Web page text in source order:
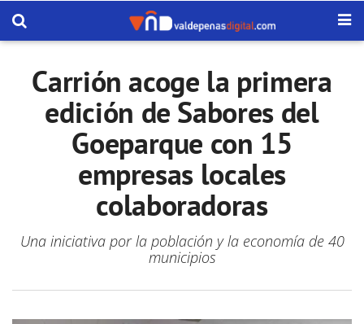
Carrión acoge la primera
edición de Sabores del
Goeparque con 15
empresas locales
colaboradoras
Una iniciativa por la población y la economía de 40
municipios